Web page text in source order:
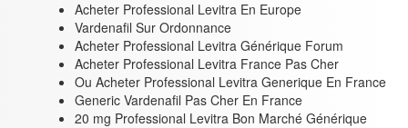
Acheter Professional Levitra En Europe
Vardenafil Sur Ordonnance
Acheter Professional Levitra Générique Forum
Acheter Professional Levitra France Pas Cher
Ou Acheter Professional Levitra Generique En France
Generic Vardenafil Pas Cher En France
20 mg Professional Levitra Bon Marché Générique